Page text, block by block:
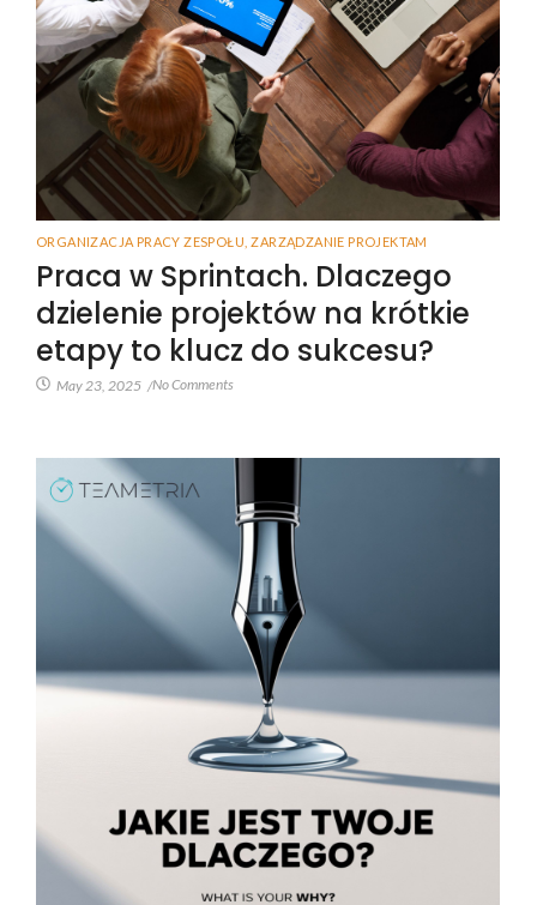
ORGANIZACJA PRACY ZESPOŁU ZARZĄDZANIE PROJEKTAM
Praca w Sprintach. Dlaczego
dzielenie projektów na krótkie
etapy to klucz do sukcesu?
May 23, 2025 /No Comments